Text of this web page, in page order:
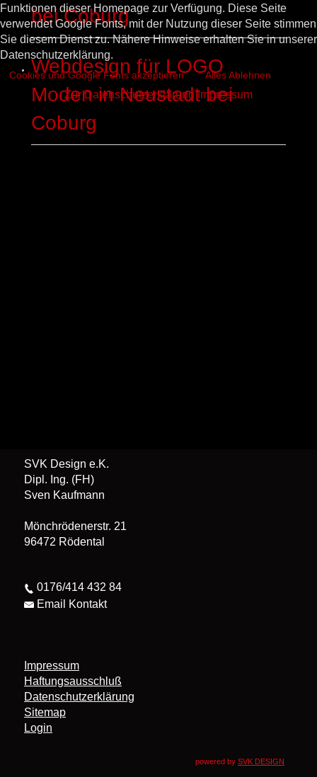
bei Coburg
Webdesign für LOGO
Moden in Neustadt bei
Coburg
SVK Design e.K.
Dipl. Ing. (FH)
Sven Kaufmann
Mönchrödenerstr. 21
96472 Rödental
0176/414 432 84
Email Kontakt
Impressum
Haftungsausschluß
Datenschutzerklärung
Sitemap
Login
powered by SVK DESIGN
Funktionen dieser Homepage zur Verfügung. Diese Seite
verwendet Google Fonts, mit der Nutzung dieser Seite stimmen
Sie diesem Dienst zu. Nähere Hinweise erhalten Sie in unserer
Datenschutzerklärung.
Cookies und Google Fonts akzeptieren Alles Ablehnen
Zur Datenschutzerklärung Impressum